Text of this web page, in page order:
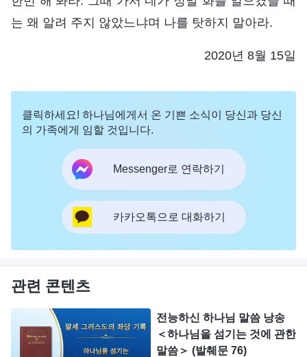
는 왜 알려 주지 않았느냐며 나를 탓하지 말아라.
2020년 8월 15일
클릭하세요! 하나님에게서 온 기쁜 소식이 당신과 당신
의 가족에게 임할 것입니다.
Messenger로 연락하기
카카오톡으로 대화하기
관련 콘텐츠
전능하신 하나님 말씀 낭송
＜하나님을 섬기는 것에 관한
말씀＞ (발췌문 76)